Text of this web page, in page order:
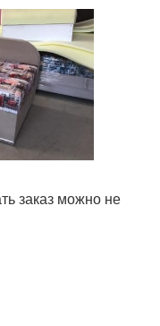
заказ можно не